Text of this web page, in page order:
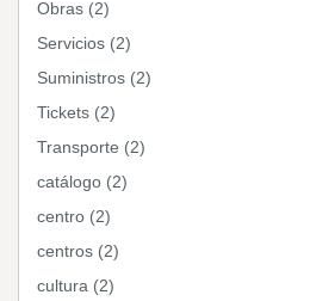
Obras (2)
Servicios (2)
Suministros (2)
Tickets (2)
Transporte (2)
catálogo (2)
centro (2)
centros (2)
cultura (2)